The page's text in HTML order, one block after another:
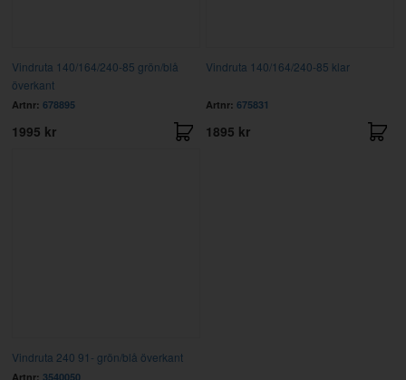
Vindruta 140/164/240-85 grön/blå
överkant
Artnr: 678895
1995 kr
Vindruta 140/164/240-85 klar
Artnr: 675831
1895 kr
Vindruta 240 91- grön/blå överkant
Artnr: 3540050